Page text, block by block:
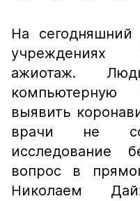
На
учреждениях
ажиотаж.
компьютерную
выявить
врачи не
исследование
вопрос в
Николаем